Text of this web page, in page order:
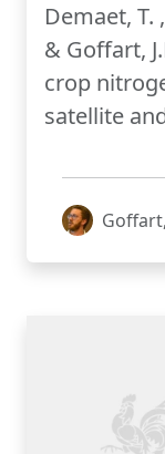
Demaet, T.
& Goffart,
crop
satellite